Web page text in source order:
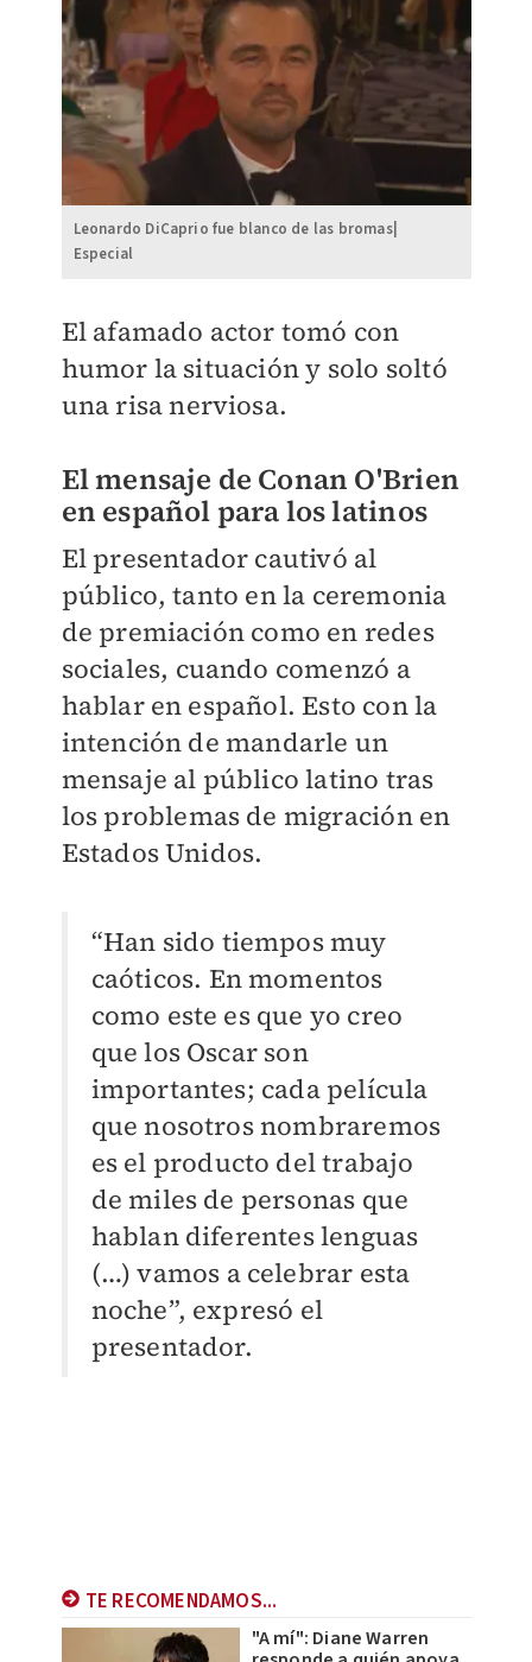
Leonardo DiCaprio fue blanco de las bromas|
Especial
El afamado actor tomó con
humor la situación y solo soltó
una risa nerviosa.
El mensaje de Conan O'Brien
en español para los latinos
El presentador cautivó al
público, tanto en la ceremonia
de premiación como en redes
sociales, cuando comenzó a
hablar en español. Esto con la
intención de mandarle un
mensaje al público latino tras
los problemas de migración en
Estados Unidos.
“Han sido tiempos muy
caóticos. En momentos
como este es que yo creo
que los Oscar son
importantes; cada película
que nosotros nombraremos
es el producto del trabajo
de miles de personas que
hablan diferentes lenguas
(…) vamos a celebrar esta
noche”, expresó el
presentador.
TE RECOMENDAMOS...
"A mí": Diane Warren